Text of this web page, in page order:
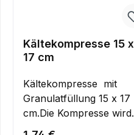
Kältekompresse 15 x
17 cm
Kältekompresse mit
Granulatfüllung 15 x 17
cm.Die Kompresse wird
kräftig gedrückt. Durch